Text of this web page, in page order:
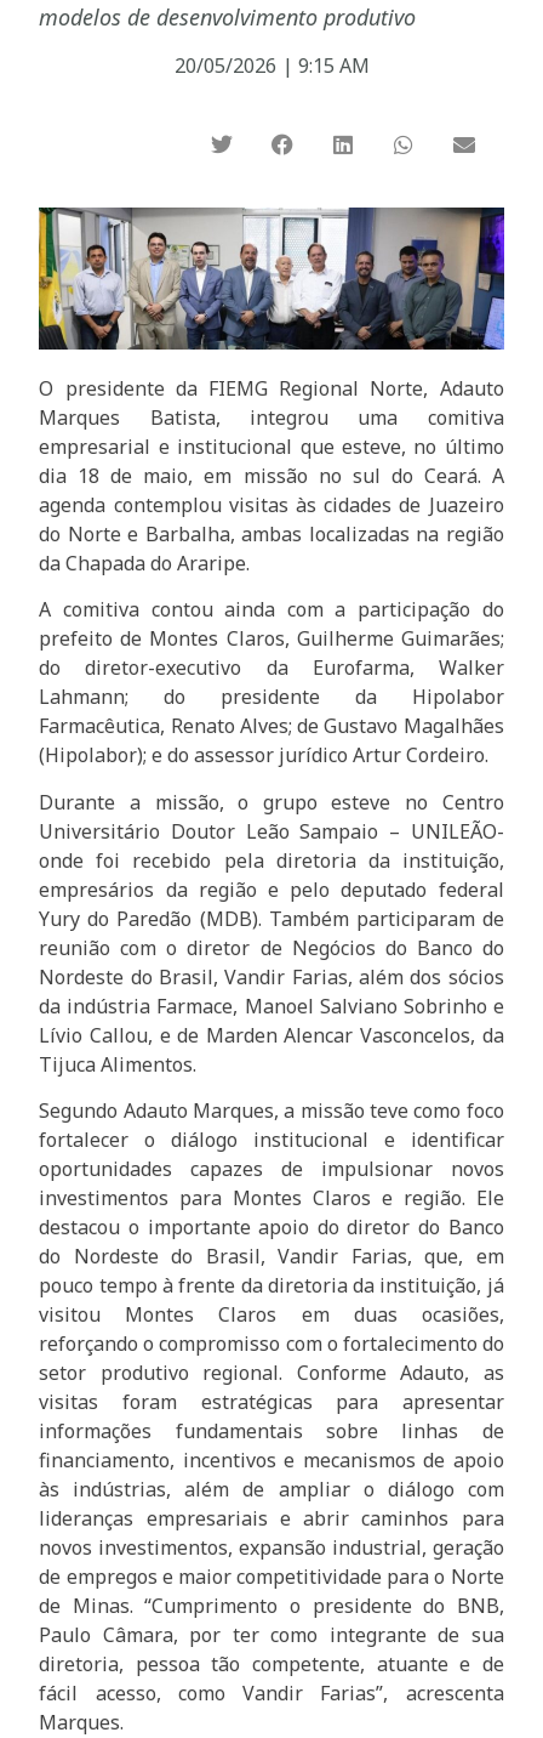
modelos de desenvolvimento produtivo
20/05/2026 | 9:15 AM
O presidente da FIEMG Regional Norte, Adauto
Marques Batista, integrou uma comitiva
empresarial e institucional que esteve, no último
dia 18 de maio, em missão no sul do Ceará. A
agenda contemplou visitas às cidades de Juazeiro
do Norte e Barbalha, ambas localizadas na região
da Chapada do Araripe.
A comitiva contou ainda com a participação do
prefeito de Montes Claros, Guilherme Guimarães;
do diretor-executivo da Eurofarma, Walker
Lahmann; do presidente da Hipolabor
Farmacêutica, Renato Alves; de Gustavo Magalhães
(Hipolabor); e do assessor jurídico Artur Cordeiro.
Durante a missão, o grupo esteve no Centro
Universitário Doutor Leão Sampaio – UNILEÃO-
onde foi recebido pela diretoria da instituição,
empresários da região e pelo deputado federal
Yury do Paredão (MDB). Também participaram de
reunião com o diretor de Negócios do Banco do
Nordeste do Brasil, Vandir Farias, além dos sócios
da indústria Farmace, Manoel Salviano Sobrinho e
Lívio Callou, e de Marden Alencar Vasconcelos, da
Tijuca Alimentos.
Segundo Adauto Marques, a missão teve como foco
fortalecer o diálogo institucional e identificar
oportunidades capazes de impulsionar novos
investimentos para Montes Claros e região. Ele
destacou o importante apoio do diretor do Banco
do Nordeste do Brasil, Vandir Farias, que, em
pouco tempo à frente da diretoria da instituição, já
visitou Montes Claros em duas ocasiões,
reforçando o compromisso com o fortalecimento do
setor produtivo regional. Conforme Adauto, as
visitas foram estratégicas para apresentar
informações fundamentais sobre linhas de
financiamento, incentivos e mecanismos de apoio
às indústrias, além de ampliar o diálogo com
lideranças empresariais e abrir caminhos para
novos investimentos, expansão industrial, geração
de empregos e maior competitividade para o Norte
de Minas. “Cumprimento o presidente do BNB,
Paulo Câmara, por ter como integrante de sua
diretoria, pessoa tão competente, atuante e de
fácil acesso, como Vandir Farias”, acrescenta
Marques.